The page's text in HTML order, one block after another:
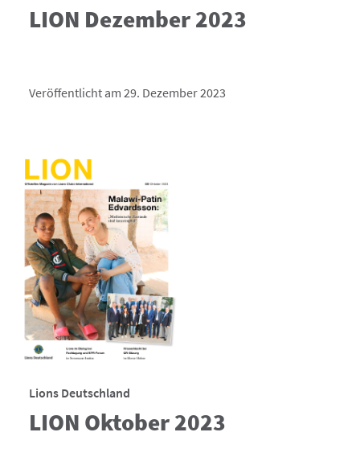
LION Dezember 2023
Veröffentlicht am 29. Dezember 2023
Lions Deutschland
LION Oktober 2023